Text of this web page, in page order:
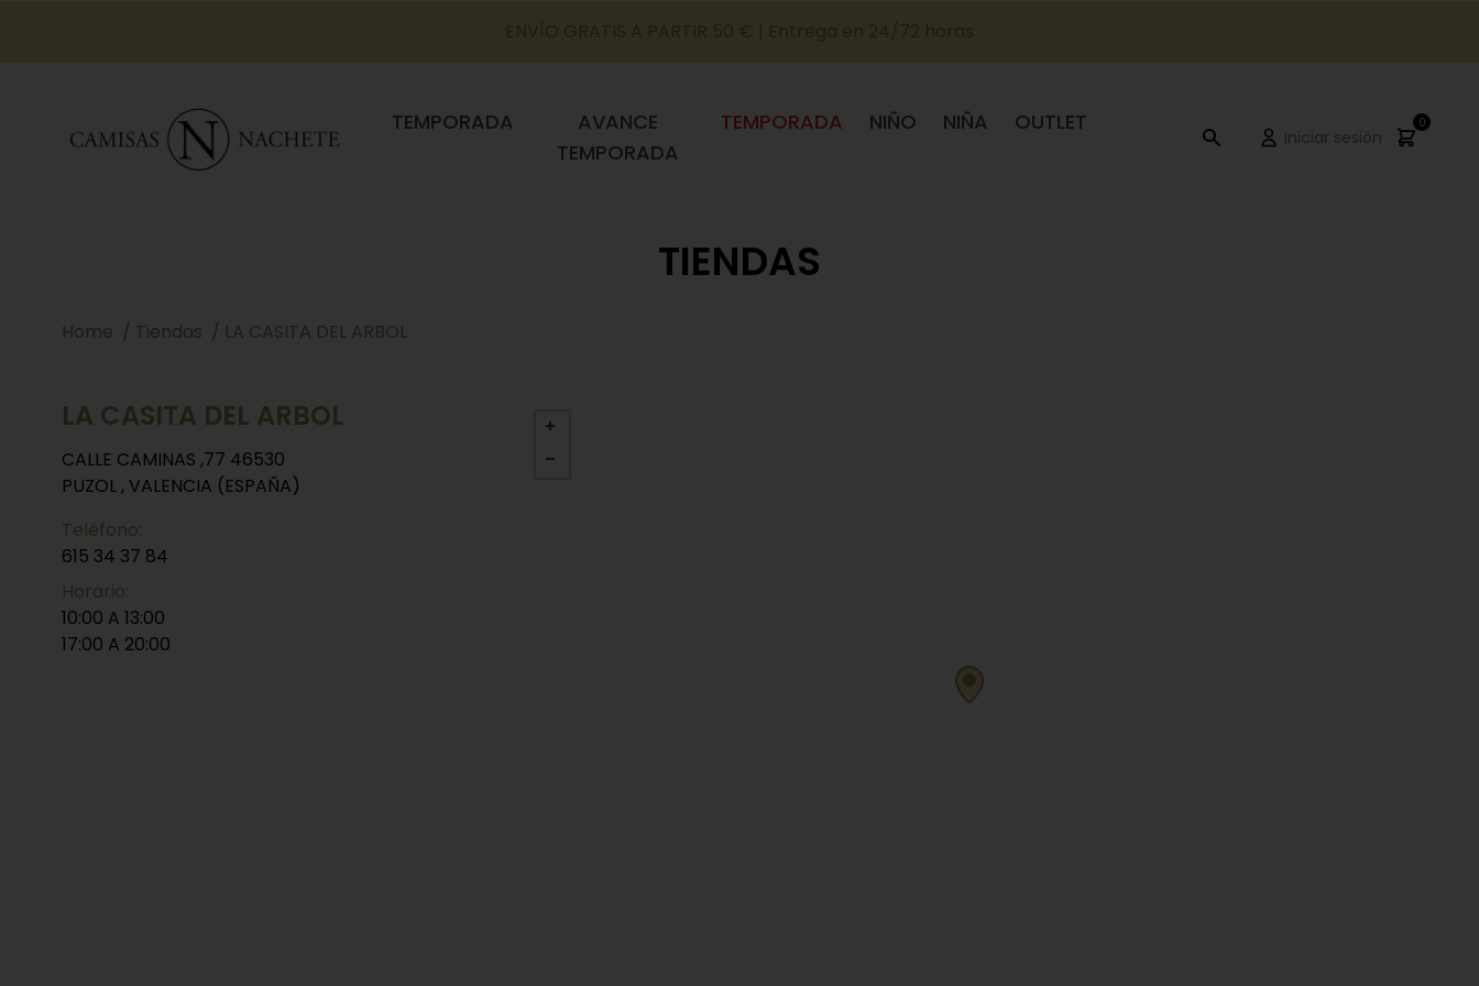
TEMPORADA
AVANCE
TEMPORADA
TEMPORADA NIÑO NIÑA OUTLET
Iniciar sesión
0
TIENDAS
Home Tiendas LA CASITA DEL ARBOL
LA CASITA DEL ARBOL
CALLE CAMINAS ,77 46530
PUZOL , VALENCIA (ESPAÑA)
Teléfono:
615 34 37 84
Horario:
10:00 A 13:00
17:00 A 20:00